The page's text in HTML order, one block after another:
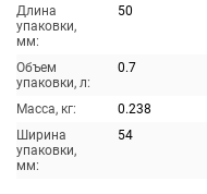
Длина
упаковки,
мм:
50
Объем
упаковки, л:
0.7
Масса, кг:
0.238
Ширина
упаковки,
мм:
54